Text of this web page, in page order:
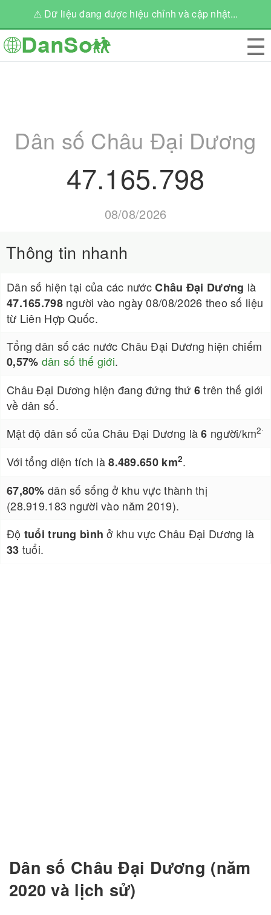
⚠ Dữ liệu đang được hiệu chỉnh và cập nhật...
☰
Dân số Châu Đại Dương
47.165.798
08/08/2026
Thông tin nhanh
Dân số hiện tại của các nướcChâu Đại Dương là
47.165.798người vào ngày 08/08/2026 theo số liệu
từ Liên Hợp Quốc.
Tổng dân số các nước Châu Đại Dương hiện chiếm
0,57% dân số thế giới.
Châu Đại Dương hiện đang đứng thứ 6trên thế giới
về dân số.
Mật độ dân số của Châu Đại Dương là6 người/km2.
Với tổng diện tích là8.489.650 km2.
67,80% dân số sống ở khu vực thành thị
(28.919.183 người vào năm 2019).
Độ tuổi trung bình ở khu vực Châu Đại Dương là
33 tuổi.
Dân số Châu Đại Dương (năm
2020 và lịch sử)